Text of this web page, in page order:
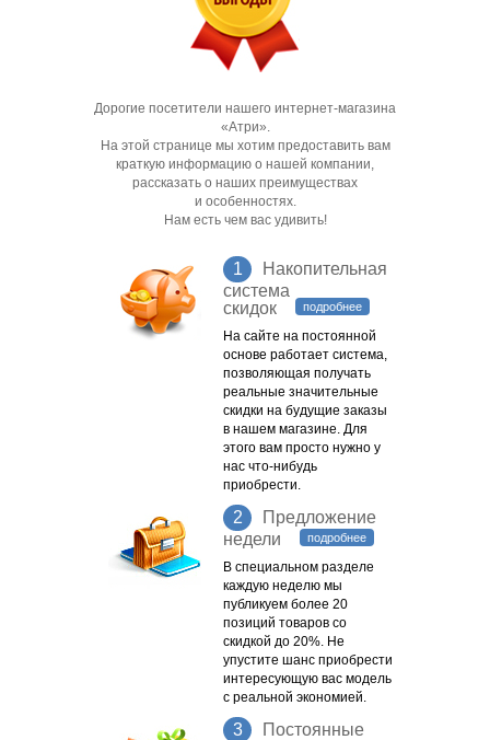
Дорогие посетители нашего интернет-магазина
«Атри».
На этой странице мы хотим предоставить вам
краткую информацию о нашей компании,
рассказать о наших преимуществах
и особенностях.
Нам есть чем вас удивить!
1
Накопительная
система
скидок
подробнее
На сайте на постоянной
основе работает система,
позволяющая получать
реальные значительные
скидки на будущие заказы
в нашем магазине. Для
этого вам просто нужно у
нас что-нибудь
приобрести.
2
Предложение
недели
подробнее
В специальном разделе
каждую неделю мы
публикуем более 20
позиций товаров со
скидкой до 20%. Не
упустите шанс приобрести
интересующую вас модель
с реальной экономией.
3
Постоянные